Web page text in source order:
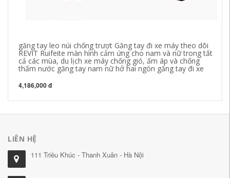
găng tay leo núi chống trượt Găng tay đi xe máy theo dõi
REVIT Ruifeite màn hình cảm ứng cho nam và nữ trong tất
cả các mùa, du lịch xe máy chống gió, ấm áp và chống
thấm nước găng tay nam nữ hở hai ngón găng tay đi xe
4,186,000 đ
LIÊN HỆ
111 Triều Khúc - Thanh Xuân - Hà Nội